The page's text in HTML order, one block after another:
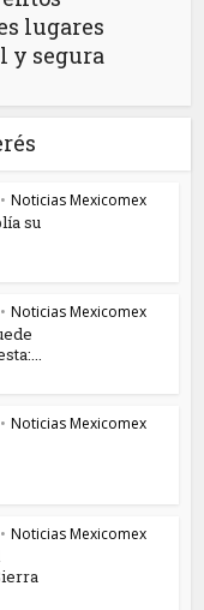
lugares
y segura
• Noticias Mexicomex
su
• Noticias Mexicomex
• Noticias Mexicomex
• Noticias Mexicomex